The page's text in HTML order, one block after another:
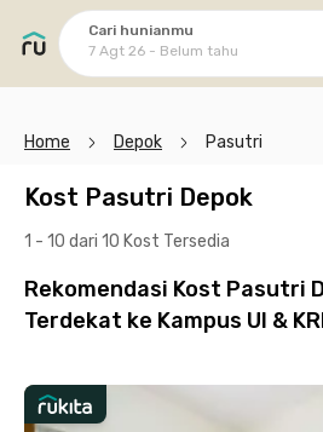
Cari hunianmu
7 Agt 26 - Belum tahu
Home Depok Pasutri
Kost Pasutri Depok
1 - 10 dari 10 Kost Tersedia
Rekomendasi Kost Pasutri
Terdekat ke Kampus UI &